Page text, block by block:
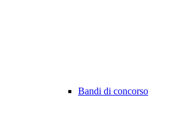
Bandi di concorso